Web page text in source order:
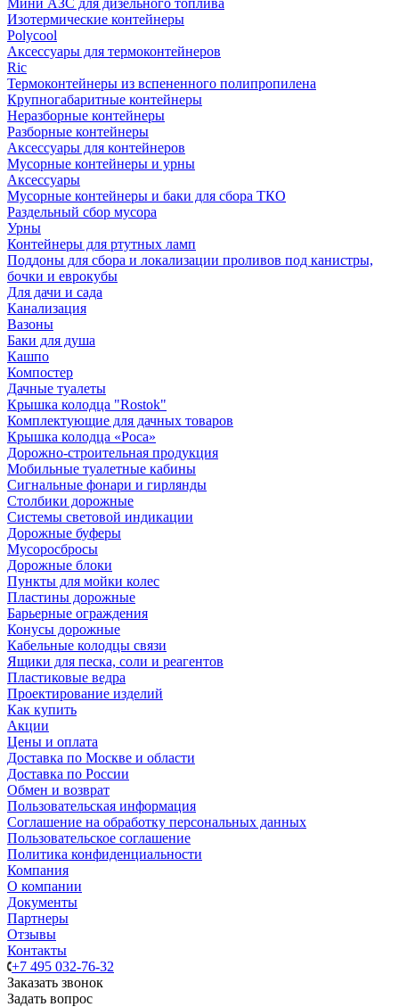
Мини АЗС для дизельного топлива
Изотермические контейнеры
Polycool
Аксессуары для термоконтейнеров
Ric
Термоконтейнеры из вспененного полипропилена
Крупногабаритные контейнеры
Неразборные контейнеры
Разборные контейнеры
Аксессуары для контейнеров
Мусорные контейнеры и урны
Аксессуары
Мусорные контейнеры и баки для сбора ТКО
Раздельный сбор мусора
Урны
Контейнеры для ртутных ламп
Поддоны для сбора и локализации проливов под канистры,
бочки и еврокубы
Для дачи и сада
Канализация
Вазоны
Баки для душа
Кашпо
Компостер
Дачные туалеты
Крышка колодца "Rostok"
Комплектующие для дачных товаров
Крышка колодца «Роса»
Дорожно-строительная продукция
Мобильные туалетные кабины
Сигнальные фонари и гирлянды
Столбики дорожные
Системы световой индикации
Дорожные буферы
Мусоросбросы
Дорожные блоки
Пункты для мойки колес
Пластины дорожные
Барьерные ограждения
Конусы дорожные
Кабельные колодцы связи
Ящики для песка, соли и реагентов
Пластиковые ведра
Проектирование изделий
Как купить
Акции
Цены и оплата
Доставка по Москве и области
Доставка по России
Обмен и возврат
Пользовательская информация
Соглашение на обработку персональных данных
Пользовательское соглашение
Политика конфиденциальности
Компания
О компании
Документы
Партнеры
Отзывы
Контакты
+7 495 032-76-32
Заказать звонок
Задать вопрос